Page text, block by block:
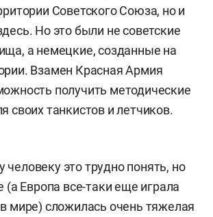
Советского Союза, но и
Но это были не советские
а немецкие, созданные на
Взамен Красная Армия
получить методические
своих танкистов и летчиков.
это трудно понять, но
(а Европа все-таки еще играла
мире) сложилась очень тяжелая